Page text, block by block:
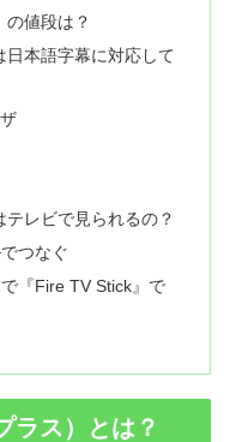
の値段は？
日本語字幕に対応して
レビで見られるの？
つなぐ
『Fire TV Stick』で
ラス）とは？